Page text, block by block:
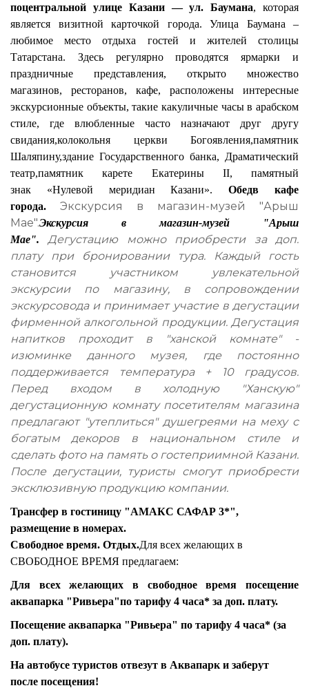
поцентральной улице Казани — ул. Баумана, которая
является визитной карточкой города. Улица Баумана –
любимое место отдыха гостей и жителей столицы
Татарстана. Здесь регулярно проводятся ярмарки и
праздничные представления, открыто множество
магазинов, ресторанов, кафе, расположены интересные
экскурсионные объекты, такие какуличные часы в арабском
стиле, где влюбленные часто назначают друг другу
свидания,колокольня церкви Богоявления,памятник
Шаляпину,здание Государственного банка, Драматический
театр,памятник карете Екатерины II, памятный
знак «Нулевой меридиан Казани». Обедв кафе
города. Экскурсия в магазин-музей "Арыш
Мае".Экскурсия в магазин-музей "Арыш
Мае".
Дегустацию можно приобрести за доп.
плату при бронировании тура. Каждый гость
становится участником увлекательной
экскурсии по магазину, в сопровождении
экскурсовода и принимает участие в дегустации
фирменной алкогольной продукции. Дегустация
напитков проходит в "ханской комнате" -
изюминке данного музея, где постоянно
поддерживается температура + 10 градусов.
Перед входом в холодную "Ханскую"
дегустационную комнату посетителям магазина
предлагают "утеплиться" душегреями на меху с
богатым декоров в национальном стиле и
сделать фото на память о гостеприимной Казани.
После дегустации, туристы смогут приобрести
эксклюзивную продукцию компании.
Трансфер в гостиницу "АМАКС САФАР 3*",
размещение в номерах.
Свободное время. Отдых.Для всех желающих в
СВОБОДНОЕ ВРЕМЯ предлагаем:
Для всех желающих в свободное время посещение
аквапарка "Ривьера"по тарифу 4 часа* за доп. плату.
Посещение аквапарка "Ривьера" по тарифу 4 часа* (за
доп. плату).
На автобусе туристов отвезут в Аквапарк и заберут
после посещения!